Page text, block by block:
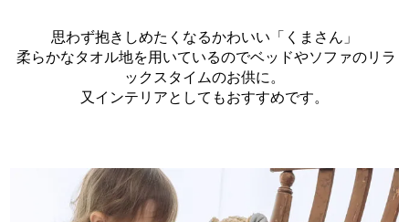
思わず抱きしめたくなるかわいい「くまさん」
柔らかなタオル地を用いているのでベッドやソファのリラ
ックスタイムのお供に。
又インテリアとしてもおすすめです。